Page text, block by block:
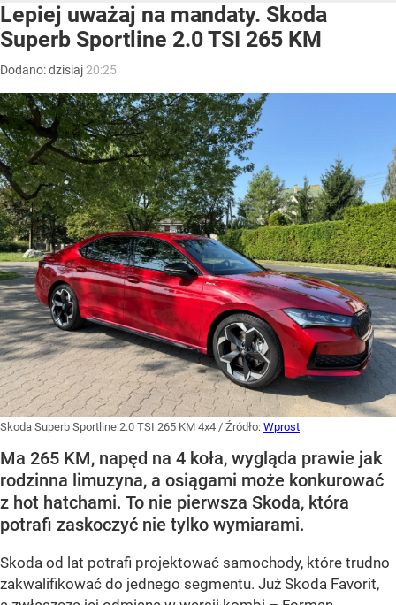
Lepiej uważaj na mandaty. Skoda
Superb Sportline 2.0 TSI 265 KM
Dodano:dzisiaj 20:25
Skoda Superb Sportline 2.0 TSI 265 KM 4x4 / Źródło: Wprost
Ma 265 KM, napęd na 4 koła, wygląda prawie jak
rodzinna limuzyna, a osiągami może konkurować
z hot hatchami. To nie pierwsza Skoda, która
potrafi zaskoczyć nie tylko wymiarami.
Skoda od lat potrafi projektować samochody, które trudno
zakwalifikować do jednego segmentu. Już Skoda Favorit,